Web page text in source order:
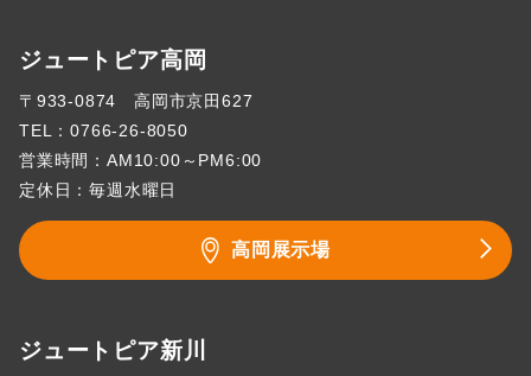
ジュートピア高岡
〒933-0874 高岡市京田627
TEL：0766-26-8050
営業時間：AM10:00～PM6:00
定休日：毎週水曜日
高岡展示場
ジュートピア新川